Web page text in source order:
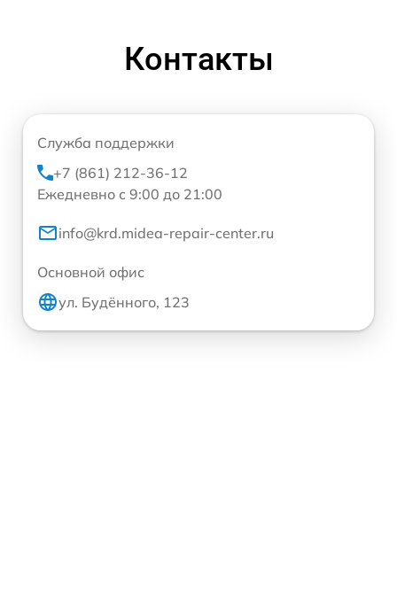
Контакты
Служба поддержки
+7 (861) 212-36-12
Ежедневно с 9:00 до 21:00
info@krd.midea-repair-center.ru
Основной офис
ул. Будённого, 123